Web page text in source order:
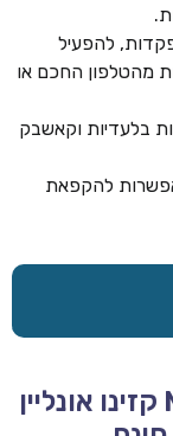
להפעיל
מהטלפון החכם או
בלעדיות וקאשבק
להקפאת
MEGAPARI CASINO – 2026 קזינו אונליין